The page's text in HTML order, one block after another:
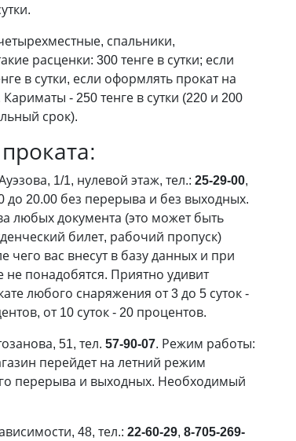
спальники,
расценки: 300 тенге в сутки; если
в сутки, если оформлять прокат на
- 250 тенге в сутки (220 и 200
срок).
1/1, нулевой этаж, тел.: 25-29-00,
до 20.00 без перерыва и без выходных.
любых документа (это может быть
билет, рабочий пропуск)
чего вас внесут в базу данных и при
понадобятся. Приятно удивит
любого снаряжения от 3 до 5 суток -
от 10 суток - 20 процентов.
51, тел. 57-90-07. Режим работы:
перейдет на летний режим
перерыва и выходных. Необходимый
48, тел.: 22-60-29, 8-705-269-